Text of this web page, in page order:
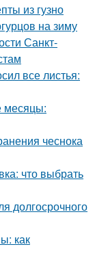
из гузно
на зиму
Санкт-
все листья:
месяцы:
чеснока
что выбрать
долгосрочного
как